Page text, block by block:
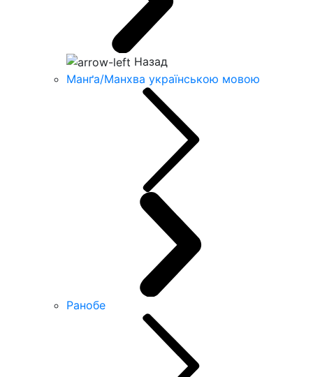
Назад
Манґа/Манхва українською мовою
Ранобе